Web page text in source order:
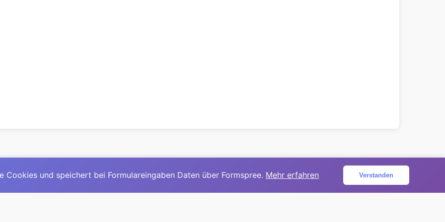
© 2025David Mirga|LinkedIn|davidmirga.com
und speichert bei Formulareingaben Daten über Formspree. Mehr erfahren Verstanden